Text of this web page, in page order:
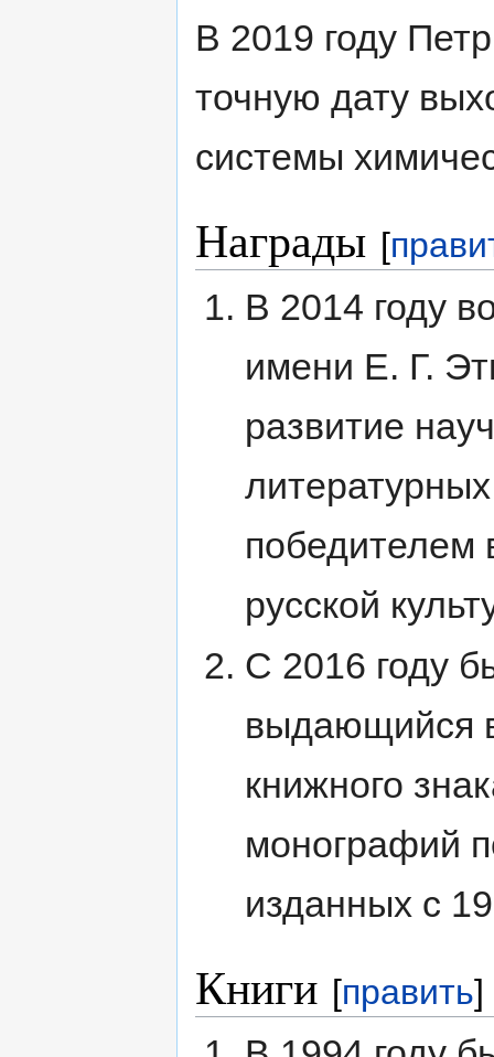
В 2019 году
точную дату
системы
Награды [
В 2014 году
имени Е. Г.
развитие
победителем
русской
С 2016 году
выдающийся
книжного
монографий
изданных с
Книги [править]